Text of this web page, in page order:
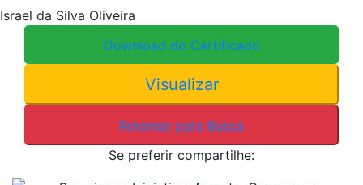
Israel da Silva Oliveira
Download do Certificado
Visualizar
Retornar para Busca
Se preferir compartilhe: